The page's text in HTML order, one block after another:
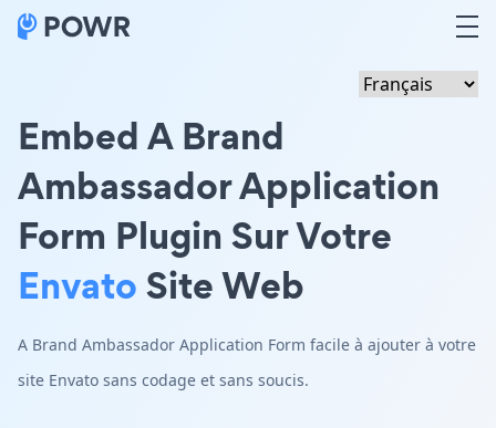
Embed A Brand
Ambassador Application
Form Plugin Sur Votre
EnvatoSite Web
A Brand Ambassador Application Form facile à ajouter à votre
site Envato sans codage et sans soucis.